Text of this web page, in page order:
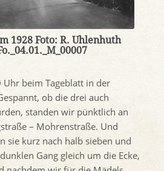
1928 Foto: R. Uhlenhuth
beim Tageblatt in der
ob die drei auch
standen wir pünktlich an
– Mohrenstraße. Und
sie kurz nach halb sieben und
Gang gleich um die Ecke,